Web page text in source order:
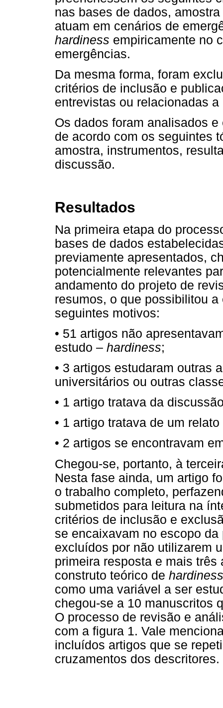
nas bases de dados,
atuam em cenários de
hardiness empiricamente no
emergências.
Da mesma forma, foram
critérios de inclusão e
entrevistas ou relacionadas
Os dados foram analisados
de acordo com os seguintes
amostra, instrumentos,
discussão.
Resultados
Na primeira etapa do
bases de dados
previamente apresentados,
potencialmente relevantes
andamento do projeto de
resumos, o que possibilitou
seguintes motivos:
• 51 artigos não
estudo – hardiness;
• 3 artigos estudaram outras
universitários ou outras
• 1 artigo tratava da
• 1 artigo tratava de um
• 2 artigos se encontravam
Chegou-se, portanto, à
Nesta fase ainda, um artigo
o trabalho completo,
submetidos para leitura na
critérios de inclusão e
se encaixavam no escopo
excluídos por não utilizarem
primeira resposta e mais
construto teórico de hardiness
como uma variável a ser
chegou-se a 10 manuscritos
O processo de revisão e
com a figura 1. Vale
incluídos artigos que se
cruzamentos dos descritores.